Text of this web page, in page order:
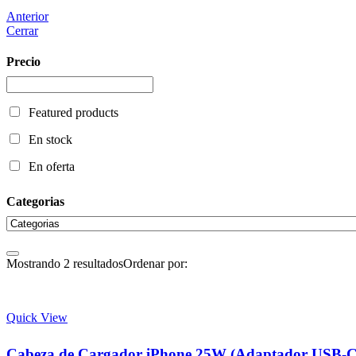
Anterior
Cerrar
Precio
Featured products
En stock
En oferta
Categorias
Mostrando 2 resultadosOrdenar por:
Quick View